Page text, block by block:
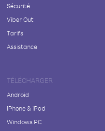
Sécurité
Viber Out
Tarifs
Assistance
TÉLÉCHARGER
Android
iPhone & iPad
Windows PC